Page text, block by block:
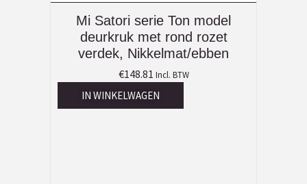
Mi Satori serie Ton model
deurkruk met rond rozet
verdek, Nikkelmat/ebben
€148.81 Incl. BTW
IN WINKELWAGEN